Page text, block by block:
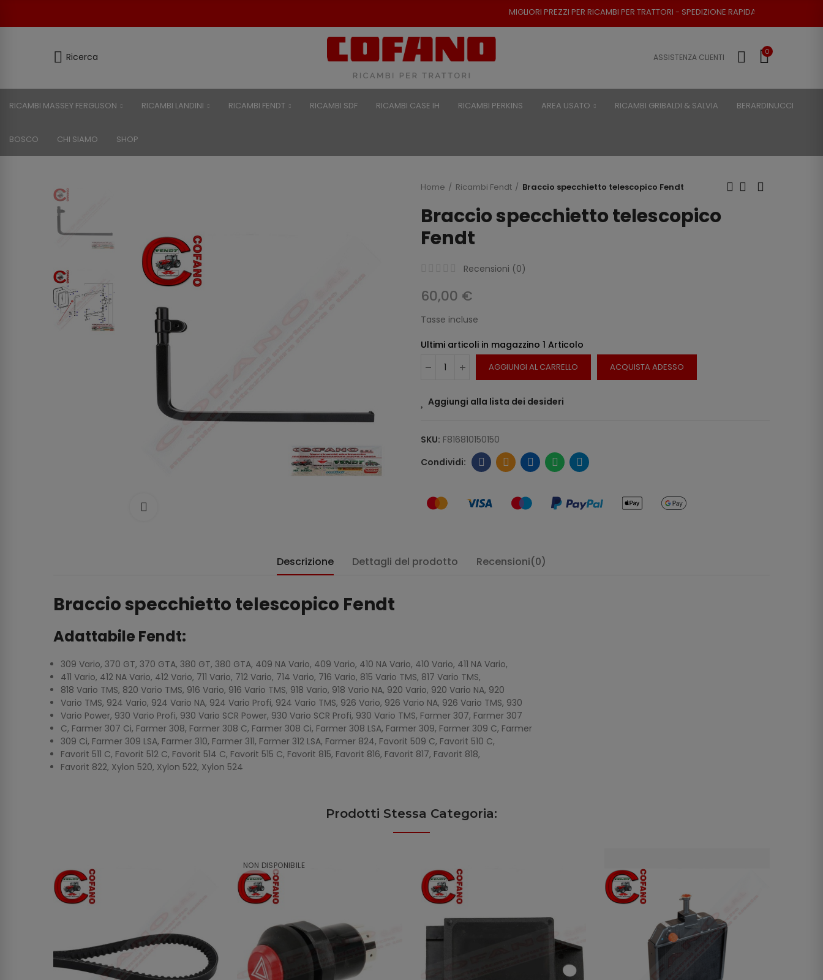
MIGLIORI PREZZI PER RICAMBI PER TRATTORI - SPEDIZIONE RAPIDA - RESO POSSIBILE
Ricerca ASSISTENZA CLIENTI
0
RICAMBI MASSEY FERGUSON RICAMBI LANDINI RICAMBI FENDT RICAMBI SDF RICAMBI CASE IH RICAMBI PERKINS AREA USATO RICAMBI GRIBALDI & SALVIA BERARDINUCCI
BOSCO CHI SIAMO SHOP
Home Ricambi Fendt Braccio specchietto telescopico Fendt
Braccio specchietto telescopico
Fendt
Recensioni (0)
60,00 €
Tasse incluse
Ultimi articoli in magazzino 1 Articolo
AGGIUNGI AL CARRELLO ACQUISTA ADESSO
Aggiungi alla lista dei desideri
SKU: F816810150150
Descrizione Dettagli del prodotto Recensioni(0)
Braccio specchietto telescopico Fendt
Adattabile Fendt:
309 Vario, 370 GT, 370 GTA, 380 GT, 380 GTA, 409 NA Vario, 409 Vario, 410 NA Vario, 410 Vario, 411 NA Vario,
411 Vario, 412 NA Vario, 412 Vario, 711 Vario, 712 Vario, 714 Vario, 716 Vario, 815 Vario TMS, 817 Vario TMS,
818 Vario TMS, 820 Vario TMS, 916 Vario, 916 Vario TMS, 918 Vario, 918 Vario NA, 920 Vario, 920 Vario NA, 920
Vario TMS, 924 Vario, 924 Vario NA, 924 Vario Profi, 924 Vario TMS, 926 Vario, 926 Vario NA, 926 Vario TMS, 930
Vario Power, 930 Vario Profi, 930 Vario SCR Power, 930 Vario SCR Profi, 930 Vario TMS, Farmer 307, Farmer 307
C, Farmer 307 Ci, Farmer 308, Farmer 308 C, Farmer 308 Ci, Farmer 308 LSA, Farmer 309, Farmer 309 C, Farmer
309 Ci, Farmer 309 LSA, Farmer 310, Farmer 311, Farmer 312 LSA, Farmer 824, Favorit 509 C, Favorit 510 C,
Favorit 511 C, Favorit 512 C, Favorit 514 C, Favorit 515 C, Favorit 815, Favorit 816, Favorit 817, Favorit 818,
Favorit 822, Xylon 520, Xylon 522, Xylon 524
Prodotti Stessa Categoria:
NON DISPONIBILE